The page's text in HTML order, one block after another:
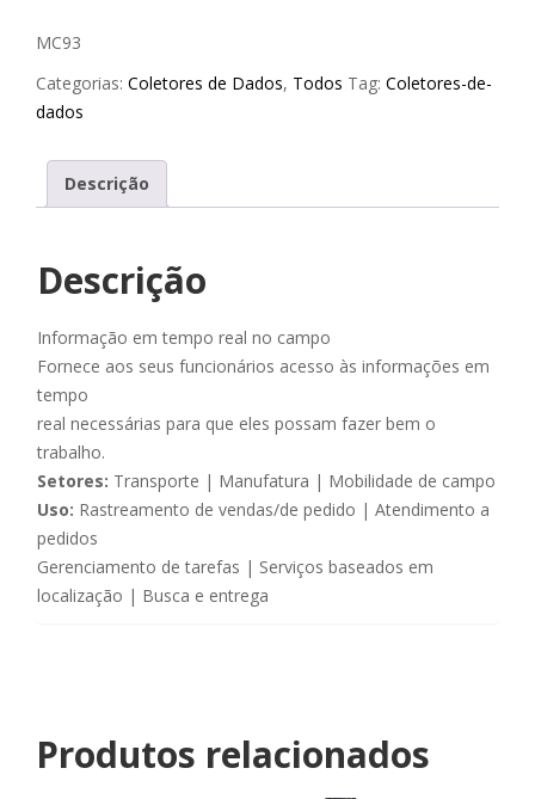
MC93
Categorias: Coletores de Dados, Todos Tag: Coletores-de-
dados
Descrição
Descrição
Informação em tempo real no campo
Fornece aos seus funcionários acesso às informações em
tempo
real necessárias para que eles possam fazer bem o
trabalho.
Setores: Transporte | Manufatura | Mobilidade de campo
Uso: Rastreamento de vendas/de pedido | Atendimento a
pedidos
Gerenciamento de tarefas | Serviços baseados em
localização | Busca e entrega
Produtos relacionados